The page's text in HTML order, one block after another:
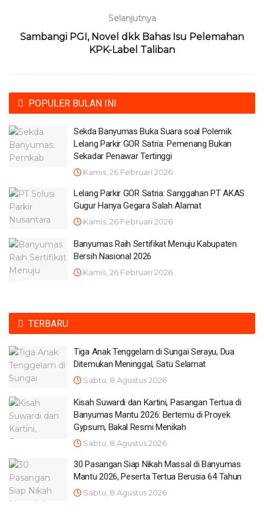
Selanjutnya
Sambangi PGI, Novel dkk Bahas Isu Pelemahan
KPK-Label Taliban
POPULER BULAN INI
Sekda Banyumas Buka Suara soal Polemik
Lelang Parkir GOR Satria: Pemenang Bukan
Sekadar Penawar Tertinggi
Kamis, 26 Februari 2026
Lelang Parkir GOR Satria: Sanggahan PT AKAS
Gugur Hanya Gegara Salah Alamat
Kamis, 26 Februari 2026
Banyumas Raih Sertifikat Menuju Kabupaten
Bersih Nasional 2026
Kamis, 26 Februari 2026
TERBARU
Tiga Anak Tenggelam di Sungai Serayu, Dua
Ditemukan Meninggal, Satu Selamat
Sabtu, 8 Agustus 2026
Kisah Suwardi dan Kartini, Pasangan Tertua di
Banyumas Mantu 2026: Bertemu di Proyek
Gypsum, Bakal Resmi Menikah
Sabtu, 8 Agustus 2026
30 Pasangan Siap Nikah Massal di Banyumas
Mantu 2026, Peserta Tertua Berusia 64 Tahun
Sabtu, 8 Agustus 2026